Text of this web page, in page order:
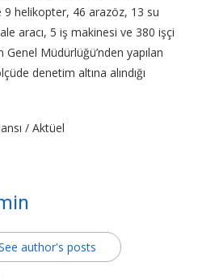
9 helikopter, 46 arazöz, 13 su
aracı, 5 iş makinesi ve 380 işçi
Müdürlüğü’nden yapılan
denetim altına alındığı
/ Aktüel
author's posts